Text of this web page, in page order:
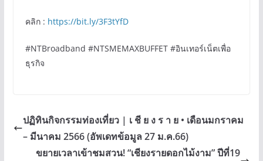
คลิก : https://bit.ly/3F3tYfD
#NTBroadband #NTSMEMAXBUFFET #อินเทอร์เน็ตเพื่อ
ธุรกิจ
ปฏิทินกิจกรรมท่องเที่ยว | เ ชี ย ง ร า ย • เดือนมกราคม
– มีนาคม 2566 (อัพเดทข้อมูล 27 ม.ค.66)
ขยายเวลาเข้าชมสวน! “เชียงรายดอกไม้งาม” ปีที่19